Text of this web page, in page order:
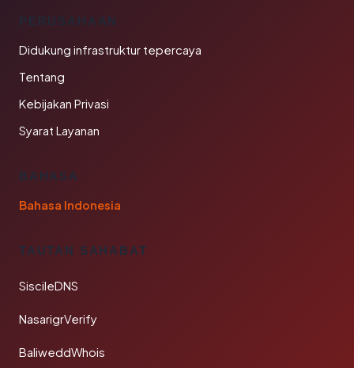
PERUSAHAAN
Didukung infrastruktur tepercaya
Tentang
Kebijakan Privasi
Syarat Layanan
BAHASA
Bahasa Indonesia
TAUTAN SAHABAT
SiscileDNS
NasarigrVerify
BaliweddWhois